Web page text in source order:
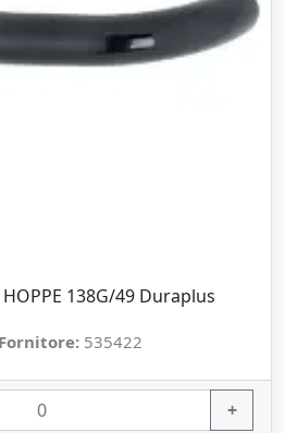
138G/49 Duraplus
535422
+